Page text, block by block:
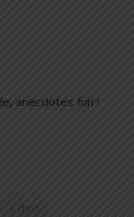
anecdotes fun !
choc